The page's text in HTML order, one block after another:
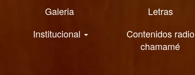
Galeria Letras
Institucional
Contenidos radio
chamamé